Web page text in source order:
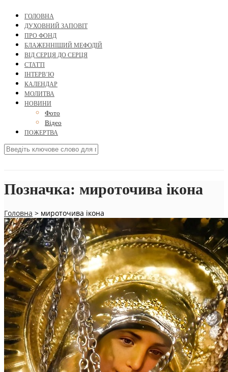
ГОЛОВНА
ДУХОВНИЙ ЗАПОВІТ
ПРО ФОНД
БЛАЖЕННІШИЙ МЕФОДІЙ
ВІД СЕРЦЯ ДО СЕРЦЯ
СТАТТІ
ІНТЕРВ’Ю
КАЛЕНДАР
МОЛИТВА
НОВИНИ
Фото
Відео
ПОЖЕРТВА
Позначка: мироточива ікона
Головна > мироточива ікона